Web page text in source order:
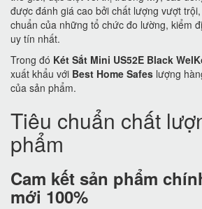
được đánh giá cao bởi chất lượng vượt
chuẩn của những tổ chức đo lường, kiểm
uy tín nhất.
Trong đó Két Sắt Mini US52E Black
xuất khẩu với Best Home Safes lượng
của sản phẩm.
Tiêu chuẩn chất
phẩm
Cam kết sản phẩm
mới 100%